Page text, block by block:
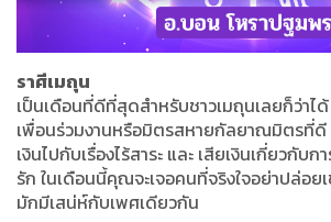
ราศีเมถุน
เป็นเดือนที่ดีที่สุดสำหรับชาวเมถุนเลยก็ว่าไ
เพื่อนร่วมงานหรือมิตรสหายกัลยาณมิตรที่ดี
เงินไปกับเรื่องไร้สาระ และ เสียเงินเกี่ยวกับ
รัก ในเดือนนี้คุณจะเจอคนที่จริงใจอย่าปล่อย
มักมีเสน่ห์กับเพศเดียวกัน